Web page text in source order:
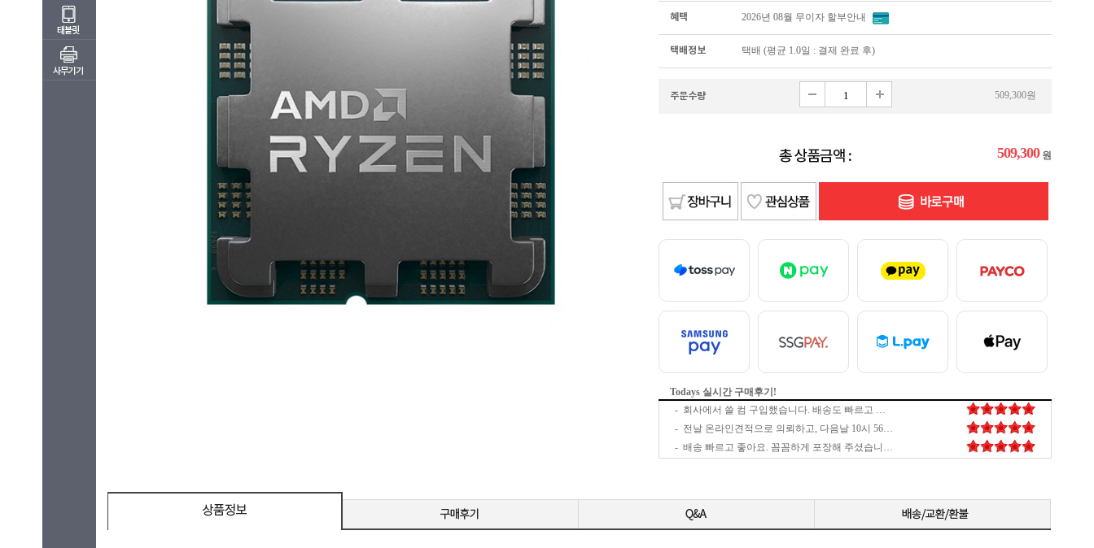
혜택 2026년 08월 무이자 할부안내
택배정보 택배 (평균 1.0일 : 결제 완료 후)
주문수량 509,300원
509,300 원
Todays 실시간 구매후기!
-
10년 만에 컴퓨터 조립합니다. 영수증을 찾아보니 이곳에서 13년 8월에 조립했었는데, 어느새 10년이 지났네요. 지난 주말에 용산에 갈 일이 있어서 생각나서 들렀다가, 더이상 오프라인에서 견적을 안하신다고 해서 온라인몰 찾아서 견적내서 주문했네요. 현장에서 앉아서 견적내는 맛이 있었는데, 그것도 이제 과거의 추억이네요. 이제 예전처럼 게임을 열심히 하는 것도 아니고 해서 무난하게 50만원대 가성비로 맞췄습니다. 부품 하나 하나 검색해서 견적 내는 것도 이제 일이네요. 월요일에 주문해서 화요일 저녁에 받아 밤새 세팅하고 자고 일어나 이 글을 쓰고 있는데 만족합니다. 번창하세요.
-
배송 빠르고, 포장 꼼꼼하고, 설명 자세하고, 정상 작동하고 완벽합니다.
-
너무 맘에들어요!!! 쿨러를 까먹고 못 시켜서 따로 시켰는데 잘 조립해주셔서 너무감사하구 서비스로 주신 키보드랑 마우스도 잘 쓰겠습니다!! 배송도 너무빠르고 뽁뽁이로 잘 포장해주셔서 좋았어용!! 1년안에 as받을일 없길!!! 감사합니다~~!
-
꼼꼼하게 잘 포장해서 도착했습니다. 깔끔한 배선정리 감사합니다.